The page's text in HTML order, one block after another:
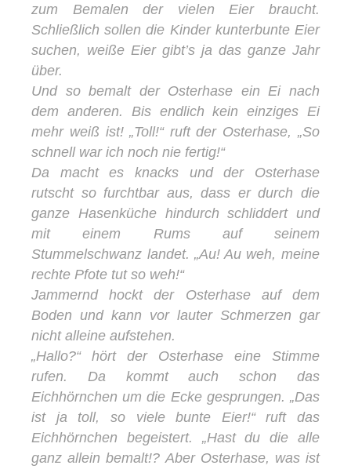
zum Bemalen der vielen Eier braucht.
Schließlich sollen die Kinder kunterbunte Eier
suchen, weiße Eier gibt’s ja das ganze Jahr
über.
Und so bemalt der Osterhase ein Ei nach
dem anderen. Bis endlich kein einziges Ei
mehr weiß ist! „Toll!“ ruft der Osterhase, „So
schnell war ich noch nie fertig!“
Da macht es knacks und der Osterhase
rutscht so furchtbar aus, dass er durch die
ganze Hasenküche hindurch schliddert und
mit einem Rums auf seinem
Stummelschwanz landet. „Au! Au weh, meine
rechte Pfote tut so weh!“
Jammernd hockt der Osterhase auf dem
Boden und kann vor lauter Schmerzen gar
nicht alleine aufstehen.
„Hallo?“ hört der Osterhase eine Stimme
rufen. Da kommt auch schon das
Eichhörnchen um die Ecke gesprungen. „Das
ist ja toll, so viele bunte Eier!“ ruft das
Eichhörnchen begeistert. „Hast du die alle
ganz allein bemalt!? Aber Osterhase, was ist